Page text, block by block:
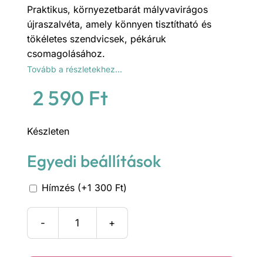
Praktikus, környezetbarát mályvavirágos
újraszalvéta, amely könnyen tisztítható és
tökéletes szendvicsek, pékáruk
csomagolásához.
Tovább a részletekhez…
2 590 Ft
Készleten
Egyedi beállítások
Hímzés (+1 300 Ft)
Mályva